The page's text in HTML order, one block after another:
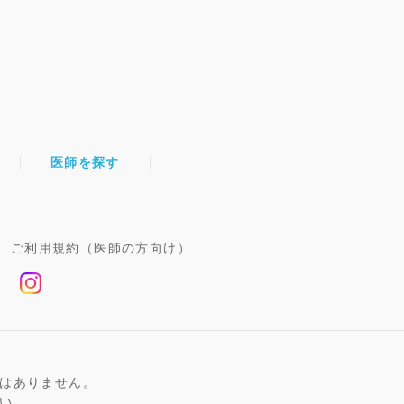
医師を探す
ご利用規約（医師の方向け）
ありません。